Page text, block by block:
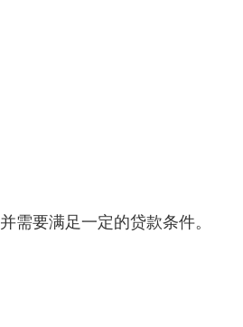
要满足一定的贷款条件。